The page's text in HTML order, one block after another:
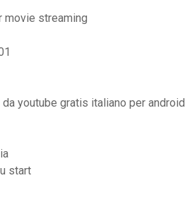
movie streaming
youtube gratis italiano per android
start